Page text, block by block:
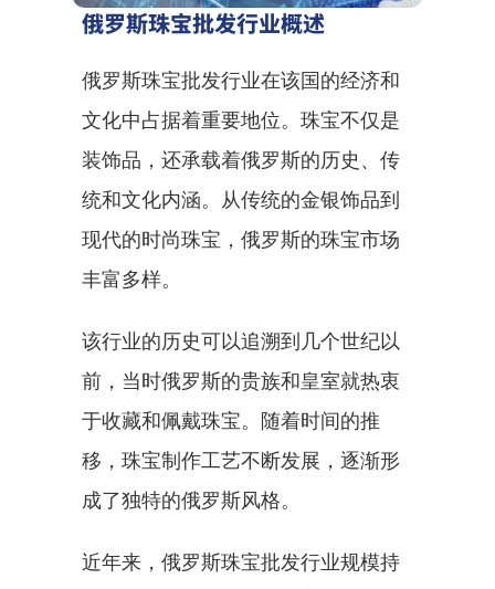
俄罗斯珠宝批发行业概述
俄罗斯珠宝批发行业在该国的经济和
文化中占据着重要地位。珠宝不仅是
装饰品，还承载着俄罗斯的历史、传
统和文化内涵。从传统的金银饰品到
现代的时尚珠宝，俄罗斯的珠宝市场
丰富多样。
该行业的历史可以追溯到几个世纪以
前，当时俄罗斯的贵族和皇室就热衷
于收藏和佩戴珠宝。随着时间的推
移，珠宝制作工艺不断发展，逐渐形
成了独特的俄罗斯风格。
近年来，俄罗斯珠宝批发行业规模持